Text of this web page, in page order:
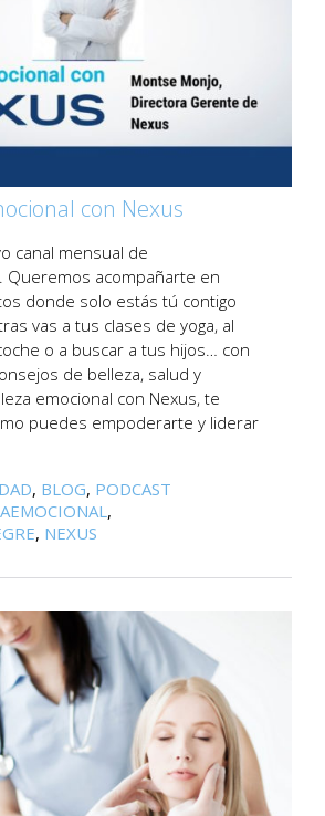
con Nexus
canal mensual de
Queremos acompañarte en
donde solo estás tú contigo
vas a tus clases de yoga, al
o a buscar a tus hijos… con
de belleza, salud y
emocional con Nexus, te
puedes empoderarte y liderar
, BLOG, PODCAST
,
, NEXUS